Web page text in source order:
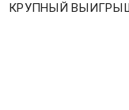
КРУПНЫЙ